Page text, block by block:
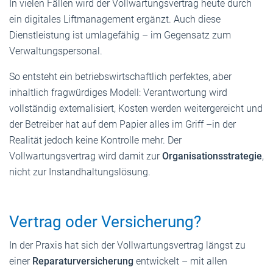
In vielen Fällen wird der Vollwartungsvertrag heute durch
ein digitales Liftmanagement ergänzt. Auch diese
Dienstleistung ist umlagefähig – im Gegensatz zum
Verwaltungspersonal.
So entsteht ein betriebswirtschaftlich perfektes, aber
inhaltlich fragwürdiges Modell: Verantwortung wird
vollständig externalisiert, Kosten werden weitergereicht und
der Betreiber hat auf dem Papier alles im Griff –in der
Realität jedoch keine Kontrolle mehr. Der
Vollwartungsvertrag wird damit zurOrganisationsstrategie,
nicht zur Instandhaltungslösung.
Vertrag oder Versicherung?
In der Praxis hat sich der Vollwartungsvertrag längst zu
einer Reparaturversicherung entwickelt – mit allen